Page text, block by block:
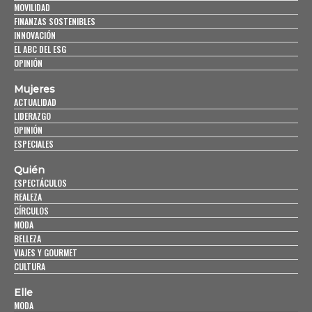
MOVILIDAD
FINANZAS SOSTENIBLES
INNOVACIÓN
EL ABC DEL ESG
OPINIÓN
Mujeres
ACTUALIDAD
LIDERAZGO
OPINIÓN
ESPECIALES
Quién
ESPECTÁCULOS
REALEZA
CÍRCULOS
MODA
BELLEZA
VIAJES Y GOURMET
CULTURA
Elle
MODA